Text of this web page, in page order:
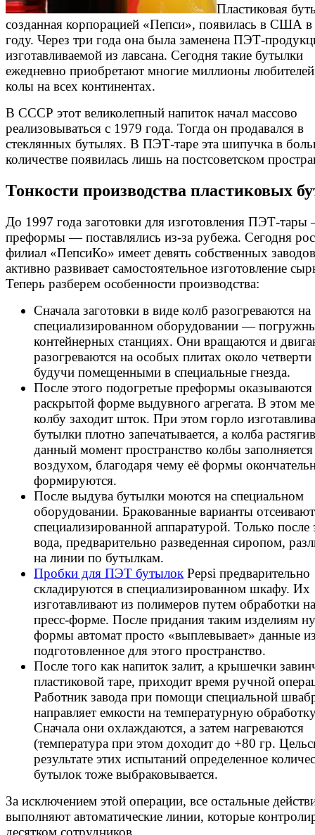
Пластиковая
созданная корпорацией «Пепси», появилась в США
году. Через три года она была заменена ПЭТ-
изготавливаемой из лавсана. Сегодня такие бутылки
ежедневно приобретают многие миллионы
колы на всех континентах.
В СССР этот великолепный напиток начал массово
реализовываться с 1979 года. Тогда он продавался в
стеклянных бутылях. В ПЭТ-таре эта шипучка в
количестве появилась лишь на постсоветском
Тонкости производства пластиковых
До 1997 года заготовки для изготовления ПЭТ-
преформы — поставлялись из-за рубежа. Сегодня
филиал «ПепсиКо» имеет девять собственных
активно развивает самостоятельное изготовление
Теперь разберем особенности производства:
Сначала заготовки в виде колб разогреваются на
специализированном оборудовании —
контейнерных станциях. Они вращаются и
разогреваются на особых плитах около четверти
будучи помещенными в специальные гнезда.
После этого подогретые преформы оказываются
раскрытой форме выдувного агрегата. В этом
колбу заходит шток. При этом горло
бутылки плотно запечатывается, а колба
данный момент пространство колбы
воздухом, благодаря чему её формы
формируются.
После выдува бутылки моются на специальном
оборудовании. Бракованные варианты
специализированной аппаратурой. Только после
вода, предварительно разведенная сиропом,
на линии по бутылкам.
Пробки для ПЭТ бутылок Pepsi предварительно
складируются в специализированном шкафу. Их
изготавливают из полимеров путем обработки
пресс-форме. После придания таким изделиям
формы автомат просто «выплевывает» данные
подготовленное для этого пространство.
После того как напиток залит, а крышечки
пластиковой таре, приходит время ручной
Работник завода при помощи специальной
направляет емкости на температурную
Сначала они охлаждаются, а затем нагреваются
(температура при этом доходит до +80 гр.
результате этих испытаний определенное
бутылок тоже выбраковывается.
За исключением этой операции, все остальные
выполняют автоматические линии, которые
десятком сотрудников.